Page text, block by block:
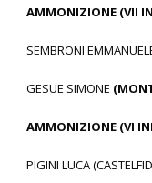
AMMONIZIONE (VII
SEMBRONI
GESUE SIMONE
AMMONIZIONE (VI
PIGINI LUCA